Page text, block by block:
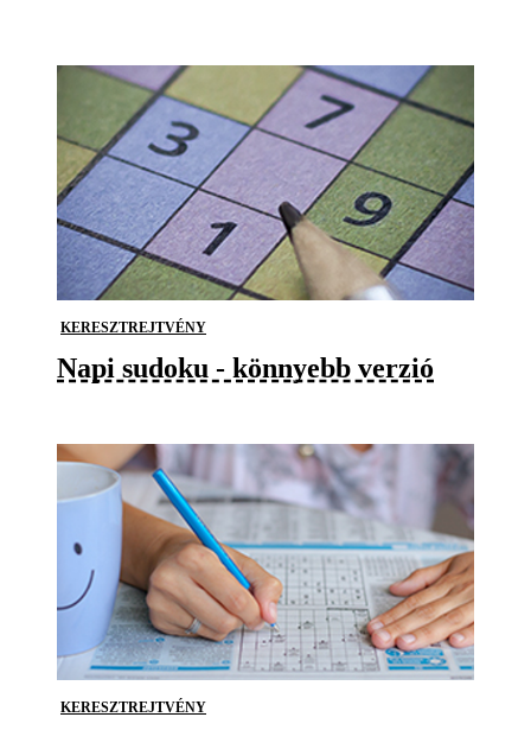
KERESZTREJTVÉNY
Napi sudoku - könnyebb verzió
KERESZTREJTVÉNY